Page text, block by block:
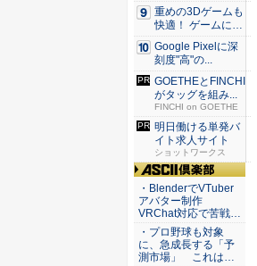
重めの3Dゲームも
快適！ ゲームに強
いH...
Google Pixelに深
刻度"高"の...
GOETHEとFINCHI
がタッグを組み...
FINCHI on GOETHE
明日働ける単発バ
イト求人サイト
ショットワークス
ASCII倶楽部
・BlenderでVTuber
アバター制作
VRChat対応で苦戦…
・プロ野球も対象
に、急成長する「予
測市場」 これは…